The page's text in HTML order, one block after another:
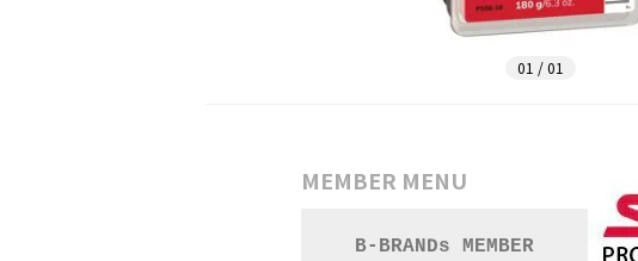
01 / 01
MEMBER MENU
B-BRANDs MEMBER